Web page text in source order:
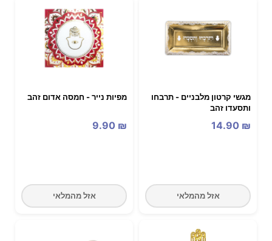
מגשי קרטון מלבניים - תרבחו
ותסעדו זהב
14.90 ₪
אזל מהמלאי
מפיות נייר - חמסה אדום זהב
9.90 ₪
אזל מהמלאי